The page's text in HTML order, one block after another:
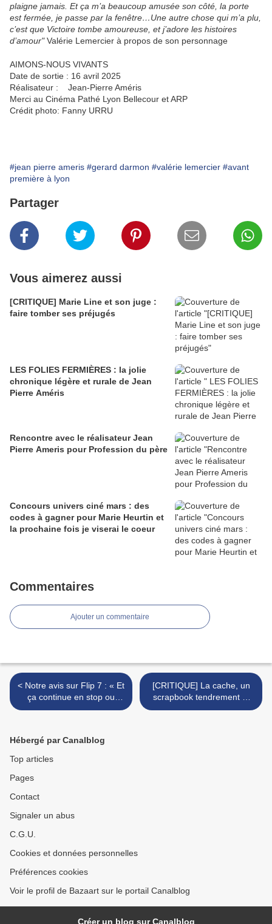
plaigne jamais. Et ça m’a beaucoup amusée son côté, la porte
est fermée, je passe par la fenêtre…Une autre chose qui m’a plu,
c’est que Victoire tombe amoureuse, et j’adore les histoires
d’amour"Valérie Lemercier à propos de son personnage
AIMONS-NOUS VIVANTS
Date de sortie : 16 avril 2025
Réalisateur : Jean-Pierre Améris
Merci au Cinéma Pathé Lyon Bellecour et ARP
Crédit photo: Fanny URRU
#jean pierre ameris #gerard darmon #valérie lemercier #avant
première à lyon
Partager
Vous aimerez aussi
[CRITIQUE] Marie Line et son juge :
faire tomber ses préjugés
LES FOLIES FERMIÈRES : la jolie
chronique légère et rurale de Jean
Pierre Améris
Rencontre avec le réalisateur Jean
Pierre Ameris pour Profession du père
Concours univers ciné mars : des
codes à gagner pour Marie Heurtin et
la prochaine fois je viserai le coeur
Commentaires
Ajouter un commentaire
< Notre avis sur Flip 7 : « Et
ça continue en stop ou
encore »
[CRITIQUE] La cache, un
scrapbook tendrement et
joyeusement mélancolique.
Hébergé par Canalblog
Top articles
Pages
Contact
Signaler un abus
C.G.U.
Cookies et données personnelles
Préférences cookies
Voir le profil de Bazaart sur le portail Canalblog
Créer un blog sur Canalblog